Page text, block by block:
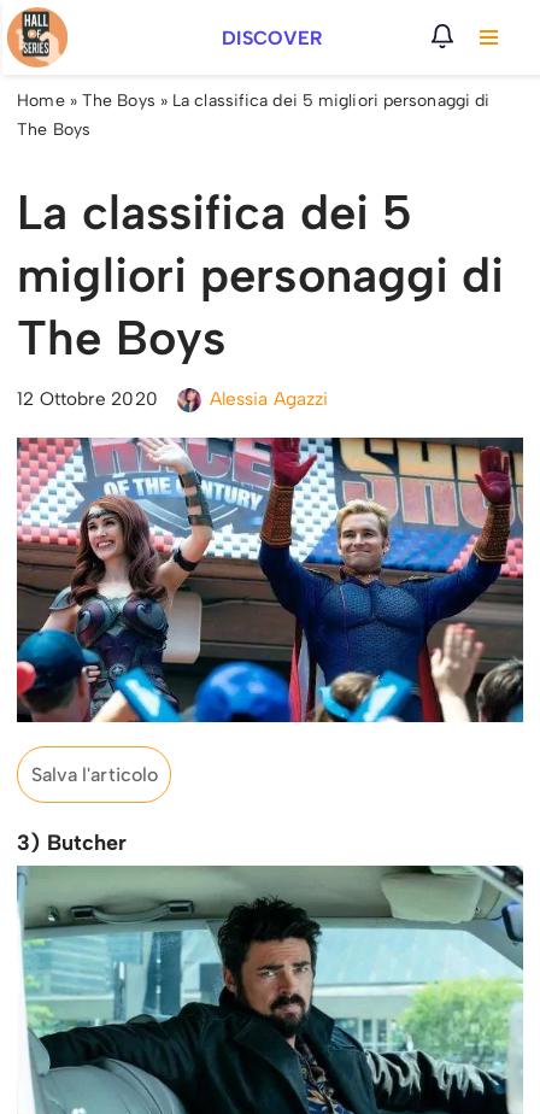
Vai
al
contenuto
DISCOVER
Home» The Boys » La classifica dei 5 migliori personaggi di
The Boys
La classifica dei 5
migliori personaggi di
The Boys
12 Ottobre 2020 Alessia Agazzi
Salva l'articolo
3) Butcher